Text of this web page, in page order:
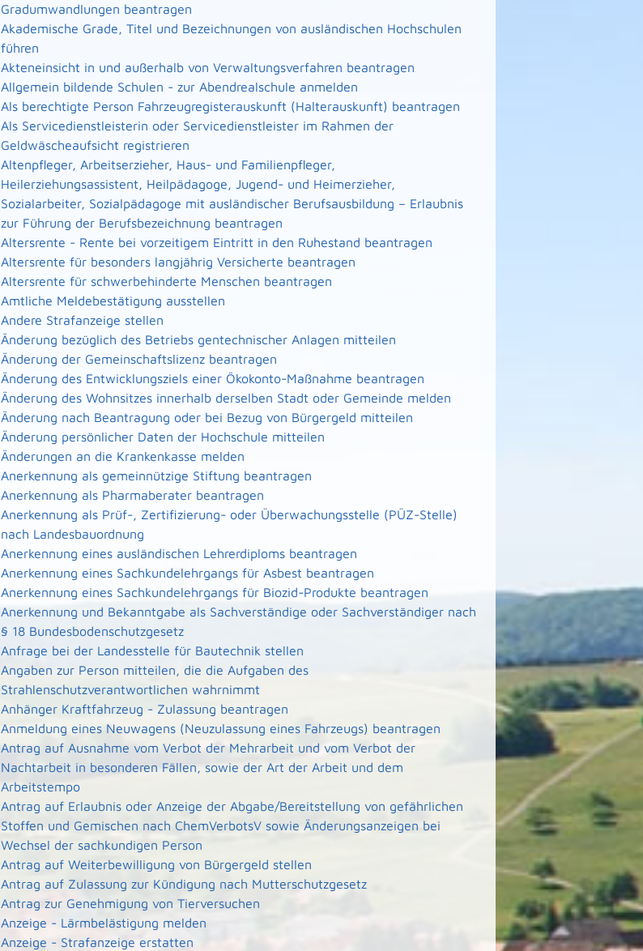
Gradumwandlungen beantragen
Akademische Grade, Titel und Bezeichnungen von ausländischen Hochschulen
führen
Akteneinsicht in und außerhalb von Verwaltungsverfahren beantragen
Allgemein bildende Schulen - zur Abendrealschule anmelden
Als berechtigte Person Fahrzeugregisterauskunft (Halterauskunft) beantragen
Als Servicedienstleisterin oder Servicedienstleister im Rahmen der
Geldwäscheaufsicht registrieren
Altenpfleger, Arbeitserzieher, Haus- und Familienpfleger,
Heilerziehungsassistent, Heilpädagoge, Jugend- und Heimerzieher,
Sozialarbeiter, Sozialpädagoge mit ausländischer Berufsausbildung – Erlaubnis
zur Führung der Berufsbezeichnung beantragen
Altersrente - Rente bei vorzeitigem Eintritt in den Ruhestand beantragen
Altersrente für besonders langjährig Versicherte beantragen
Altersrente für schwerbehinderte Menschen beantragen
Amtliche Meldebestätigung ausstellen
Andere Strafanzeige stellen
Änderung bezüglich des Betriebs gentechnischer Anlagen mitteilen
Änderung der Gemeinschaftslizenz beantragen
Änderung des Entwicklungsziels einer Ökokonto-Maßnahme beantragen
Änderung des Wohnsitzes innerhalb derselben Stadt oder Gemeinde melden
Änderung nach Beantragung oder bei Bezug von Bürgergeld mitteilen
Änderung persönlicher Daten der Hochschule mitteilen
Änderungen an die Krankenkasse melden
Anerkennung als gemeinnützige Stiftung beantragen
Anerkennung als Pharmaberater beantragen
Anerkennung als Prüf-, Zertifizierung- oder Überwachungsstelle (PÜZ-Stelle)
nach Landesbauordnung
Anerkennung eines ausländischen Lehrerdiploms beantragen
Anerkennung eines Sachkundelehrgangs für Asbest beantragen
Anerkennung eines Sachkundelehrgangs für Biozid-Produkte beantragen
Anerkennung und Bekanntgabe als Sachverständige oder Sachverständiger nach
§ 18 Bundesbodenschutzgesetz
Anfrage bei der Landesstelle für Bautechnik stellen
Angaben zur Person mitteilen, die die Aufgaben des
Strahlenschutzverantwortlichen wahrnimmt
Anhänger Kraftfahrzeug - Zulassung beantragen
Anmeldung eines Neuwagens (Neuzulassung eines Fahrzeugs) beantragen
Antrag auf Ausnahme vom Verbot der Mehrarbeit und vom Verbot der
Nachtarbeit in besonderen Fällen, sowie der Art der Arbeit und dem
Arbeitstempo
Antrag auf Erlaubnis oder Anzeige der Abgabe/Bereitstellung von gefährlichen
Stoffen und Gemischen nach ChemVerbotsV sowie Änderungsanzeigen bei
Wechsel der sachkundigen Person
Antrag auf Weiterbewilligung von Bürgergeld stellen
Antrag auf Zulassung zur Kündigung nach Mutterschutzgesetz
Antrag zur Genehmigung von Tierversuchen
Anzeige - Lärmbelästigung melden
Anzeige - Strafanzeige erstatten